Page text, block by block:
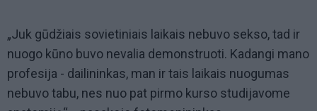
„Juk gūdžiais sovietiniais laikais nebuvo sekso, tad ir
nuogo kūno buvo nevalia demonstruoti. Kadangi mano
profesija - dailininkas, man ir tais laikais nuogumas
nebuvo tabu, nes nuo pat pirmo kurso studijavome